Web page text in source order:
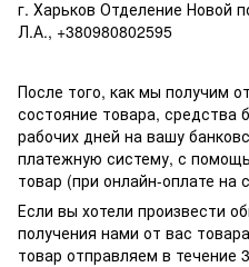
г. Харьков Отделение Новой
Л.А., +380980802595
После того, как мы получим
состояние товара, средства
рабочих дней на вашу
платежную систему, с
товар (при онлайн-оплате на
Если вы хотели произвести
получения нами от вас
товар отправляем в течение